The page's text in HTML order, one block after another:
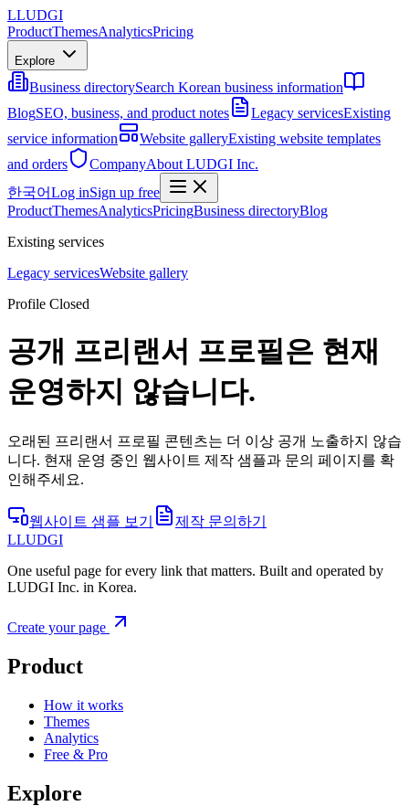
LLUDGI
ProductThemesAnalyticsPricing
Explore
Business directorySearch Korean business information
BlogSEO, business, and product notes Legacy servicesExisting
service information
Website galleryExisting website templates
and orders
CompanyAbout LUDGI Inc.
한국어Log inSign up free
ProductThemesAnalyticsPricingBusiness directoryBlog
Existing services
Legacy servicesWebsite gallery
Profile Closed
공개 프리랜서 프로필은 현재
운영하지 않습니다.
오래된 프리랜서 프로필 콘텐츠는 더 이상 공개 노출하지 않습
니다. 현재 운영 중인 웹사이트 제작 샘플과 문의 페이지를 확
인해주세요.
웹사이트 샘플 보기
제작 문의하기
LLUDGI
One useful page for every link that matters. Built and operated by
LUDGI Inc. in Korea.
Create your page
Product
How it works
Themes
Analytics
Free & Pro
Explore